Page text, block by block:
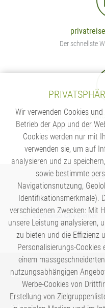
Der schnellste
Die Top-Adresse für
GOLF-INSPIRATIONEN
Golf & Beach
Wir verwenden Cookies
Betrieb der App und der
Cookies werden nur mit
verwenden sie, um auf
analysieren und zu
sowie bestimmte
Navigationsnutzung,
Identifikationsmerkmale).
verschiedenen Zwecken: Mit
unsere Leistung analysieren,
zu bieten und die Effizienz
Personalisierungs-
einem
nutzungsabhängigen
Werbe-Cookies von
Erstellung von